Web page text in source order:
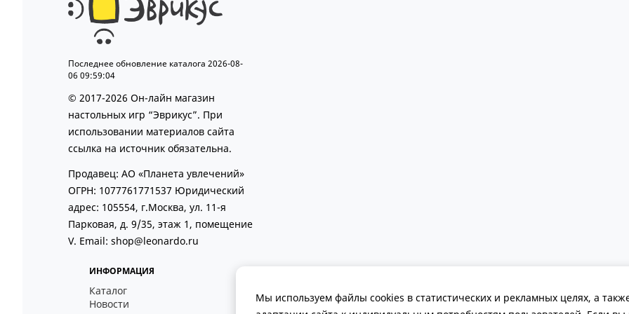
Последнее обновление каталога 2026-08-
06 09:59:04
© 2017-2026 Он-лайн магазин
настольных игр “Эврикус”. При
использовании материалов сайта
ссылка на источник обязательна.
Продавец: АО «Планета увлечений»
ОГРН: 1077761771537 Юридический
адрес: 105554, г.Москва, ул. 11-я
Парковая, д. 9/35, этаж 1, помещение
V. Email: shop@leonardo.ru
ИНФОРМАЦИЯ
Каталог
Новости
Сотрудничество
Игротека на заказ
Обратная
Мы используем файлы cookies в статистических и рекламных целях, а